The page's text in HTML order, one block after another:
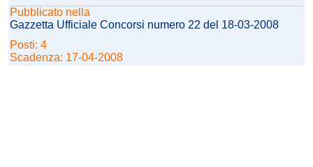
Pubblicato nella
Gazzetta Ufficiale Concorsi numero 22 del 18-03-2008
Posti: 4
Scadenza: 17-04-2008